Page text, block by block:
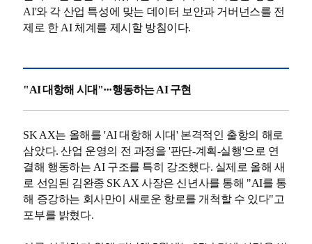
AI'와 각 산업 특성에 맞는 데이터 보안과 거버넌스를 전
제로 한 AI 체계를 제시할 방침이다.
"AI 대항해 시대"···행동하는 AI 구현
SK AX는 올해를 'AI 대항해 시대' 본격적인 출항의 해로
삼았다. 산업 운영의 전 과정을 '판단-계획-실행'으로 연
결해 행동하는 AI 구조를 특히 강조했다. 실제로 올해 새
로 선임된 김완종 SK AX 사장은 신년사를 통해 "AI를 통
해 증강하는 회사만이 새로운 항로를 개척할 수 있다"고
포부를 밝혔다.